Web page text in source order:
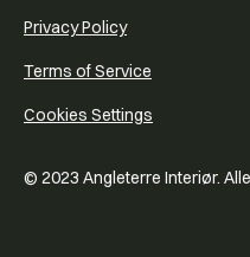
© 2023 Angleterre Interiør.
Privacy Policy
Terms of Service
Cookies Settings